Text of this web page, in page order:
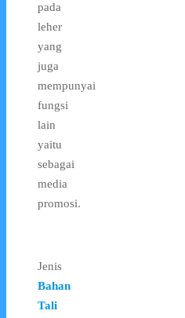
pada
leher
yang
juga
mempunyai
fungsi
lain
yaitu
sebagai
media
promosi.
Jenis
Bahan
Tali